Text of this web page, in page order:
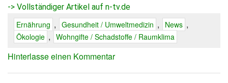
-> Vollständiger Artikel auf n-tv.de
Ernährung , Gesundheit / Umweltmedizin , News ,
Ökologie , Wohngifte / Schadstoffe / Raumklima
Hinterlasse einen Kommentar